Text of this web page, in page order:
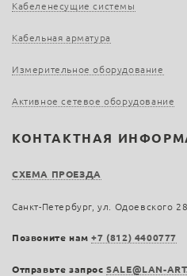
Кабеленесущие системы
Кабельная арматура
Измерительное оборудование
Активное сетевое оборудование
КОНТАКТНАЯ
СХЕМА ПРОЕЗДА
Санкт-Петербург, ул. Одоевского
Позвоните нам+7 (812) 4400777
Отправьте запросSALE@LAN-